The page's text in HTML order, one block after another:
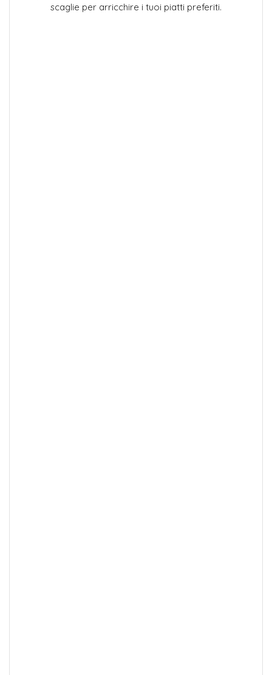
scaglie per arricchire i tuoi piatti preferiti.